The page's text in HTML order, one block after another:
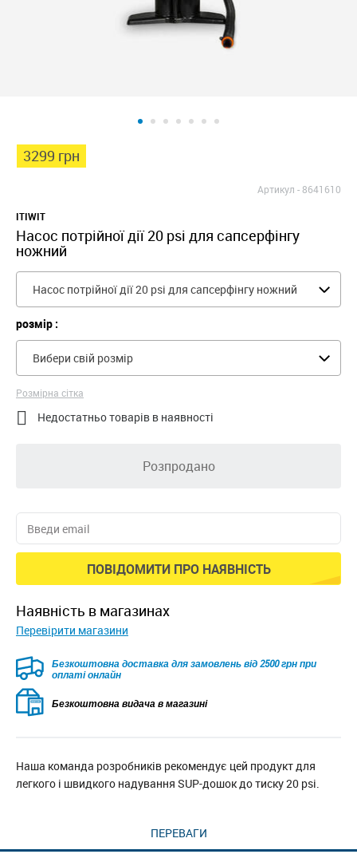
3299 грн
Артикул -8641610
ITIWIT
Насос потрійної дії 20 psi для сапсерфінгу
ножний
Насос потрійної дії 20 psi для сапсерфінгу ножний
розмір :
Вибери свій розмір
Розмірна сітка
 Недостатньо товарів в наявності
Розпродано
ПОВІДОМИТИ ПРО НАЯВНІСТЬ
наявність в магазинах
Перевірити магазини
Безкоштовна доставка для замовлень від 2500 грн при
оплаті онлайн
Безкоштовна видача в магазині
Наша команда розробників рекомендує цей продукт для
легкого і швидкого надування SUP-дошок до тиску 20 psi.
ПЕРЕВАГИ